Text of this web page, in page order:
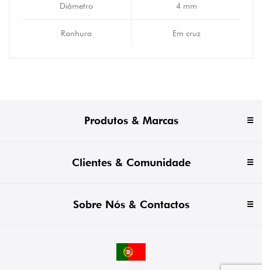
Diâmetro 4 mm
Ranhura Em cruz
Produtos & Marcas
Clientes & Comunidade
Sobre Nós & Contactos